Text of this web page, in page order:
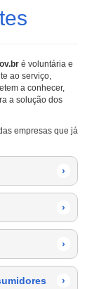
é voluntária e
ao serviço,
a conhecer,
a solução dos
empresas que já
›
›
›
›